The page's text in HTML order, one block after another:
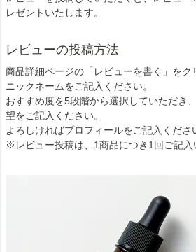
レゼントいたします。
レビューの投稿方法
商品詳細ページの「レビューを書く」をク
ニックネームをご記入ください。
おすすめ度を5段階から選択していただき
望をご記入ください。
よろしければプロフィールをご記入くださ
※レビュー投稿は、1商品につき1回ご記入